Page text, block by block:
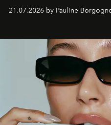
waarin zelfvertrouwen
aan make-up.
21.07.2026 by Pauline